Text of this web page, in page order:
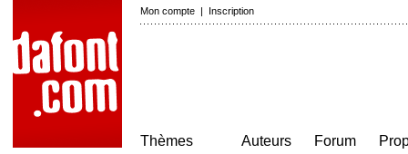
Mon compte | Inscription
Thèmes
Auteurs
Forum